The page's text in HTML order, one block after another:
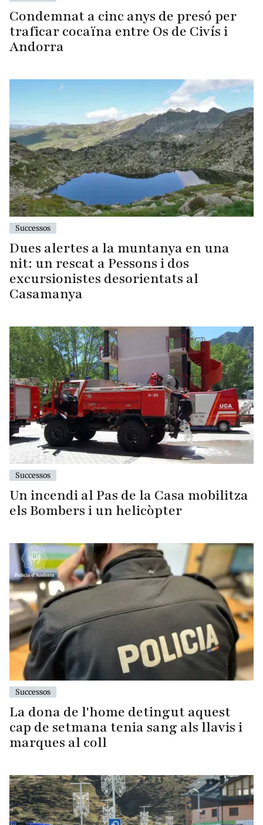
Condemnat a cinc anys de presó per
traficar cocaïna entre Os de Civís i
Andorra
Successos
Dues alertes a la muntanya en una
nit: un rescat a Pessons i dos
excursionistes desorientats al
Casamanya
Successos
Un incendi al Pas de la Casa mobilitza
els Bombers i un helicòpter
Successos
La dona de l'home detingut aquest
cap de setmana tenia sang als llavis i
marques al coll